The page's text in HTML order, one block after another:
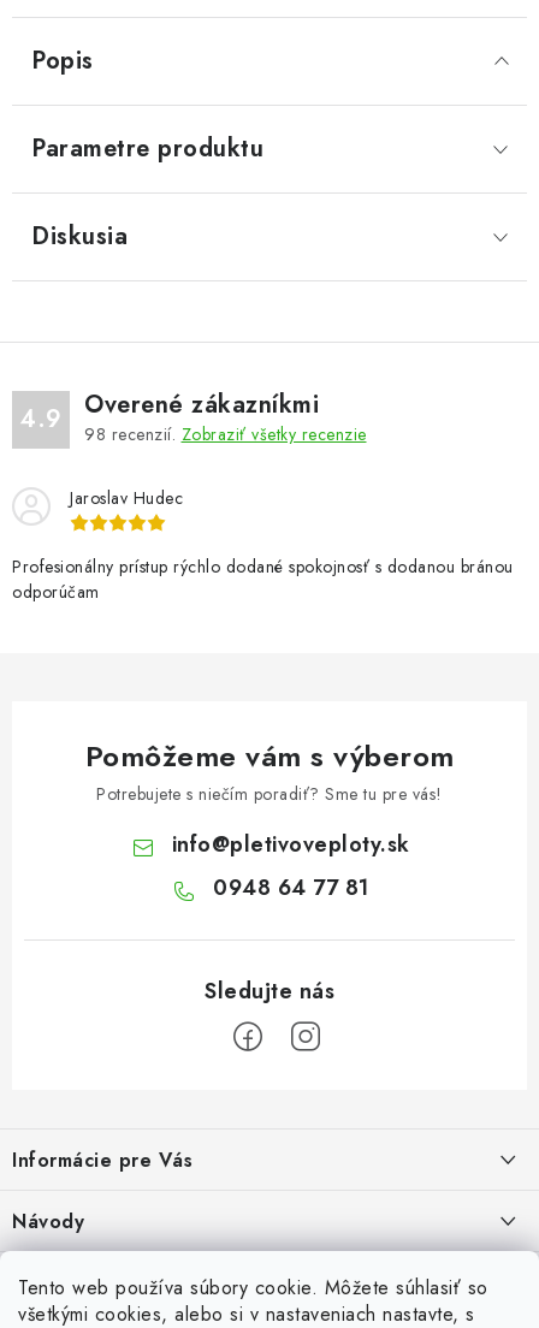
Tento web používa súbory cookie. Môžete súhlasiť so
všetkými cookies, alebo si v nastaveniach nastavte, s
Popis
Parametre produktu
Diskusia
4.9 Overené zákazníkmi
98 recenzií. Zobraziť všetky recenzie
Jaroslav Hudec
Profesionálny prístup rýchlo dodané spokojnosť s dodanou bránou
odporúčam
Pomôžeme vám s výberom
Potrebujete s niečím poradiť? Sme tu pre vás!
info@pletivoveploty.sk
0948 64 77 81
p
ä
t
Informácie pre Vás
Návody
10.9.2024
Overené zákazníkmi